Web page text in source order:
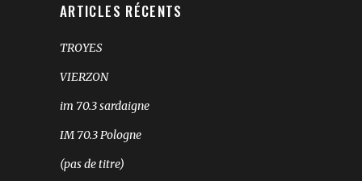
ARTICLES RÉCENTS
TROYES
VIERZON
im 70.3 sardaigne
IM 70.3 Pologne
(pas de titre)